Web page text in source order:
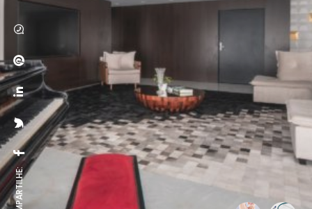
COMPARTILHE: